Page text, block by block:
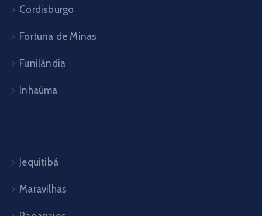
Cordisburgo
Fortuna de Minas
Funilândia
Inhaúma
Jequitibá
Maravilhas